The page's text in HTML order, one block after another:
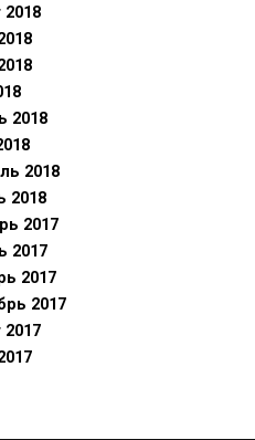
2018
2018
2018
2018
2017
2017
2017
2017
2017